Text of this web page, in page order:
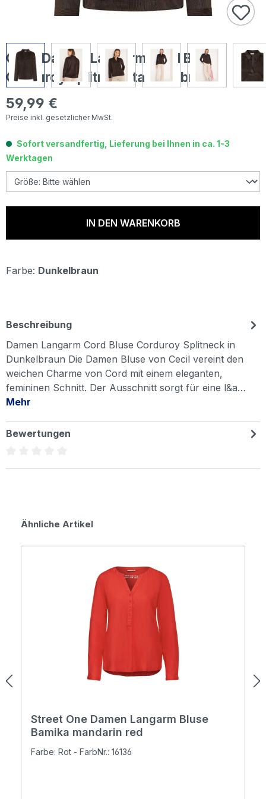
Cecil Damen Langarm Cord Bluse
Corduroy Splitneck tartufo brown
Regulärer Preis:
59,99 €
Preise inkl. gesetzlicher MwSt.
Sofort versandfertig, Lieferung bei Ihnen in ca. 1-3
Werktagen
IN DEN WARENKORB
Farbe: Dunkelbraun
Beschreibung
Damen Langarm Cord Bluse Corduroy Splitneck in
Dunkelbraun Die Damen Bluse von Cecil vereint den
weichen Charme von Cord mit einem eleganten,
femininen Schnitt. Der Ausschnitt sorgt für eine l&a…
Mehr
Bewertungen
Produktgalerie überspringen
Ähnliche Artikel
Street One Damen Langarm Bluse
Bamika mandarin red
Farbe: Rot - FarbNr.: 16136